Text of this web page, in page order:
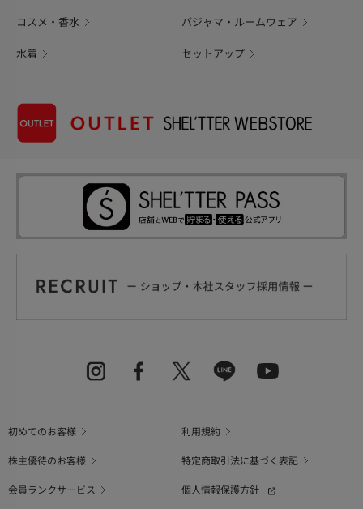
コスメ・香水 パジャマ・ルームウェア
水着 セットアップ
初めてのお客様
利用規約
株主優待のお客様
特定商取引法に基づく表記
会員ランクサービス
個人情報保護方針